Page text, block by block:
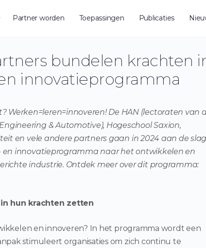
Partner worden Toepassingen Publicaties
bundelen krachten
innovatieprogramma
Werken=leren=innoveren! De HAN (lectoraten van
& Automotive), Hogeschool Saxion,
en vele andere partners gaan in 2024 aan de
innovatieprogramma naar het ontwikkelen en
industrie. Ontdek meer over dit programma:
hun krachten zetten
en innoveren? In het programma wordt een
stimuleert organisaties om zich continu te